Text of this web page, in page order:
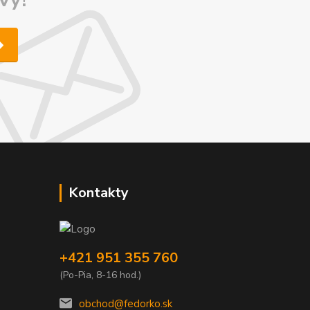
Kontakty
+421 951 355 760
(Po-Pia, 8-16 hod.)
obchod@fedorko.sk